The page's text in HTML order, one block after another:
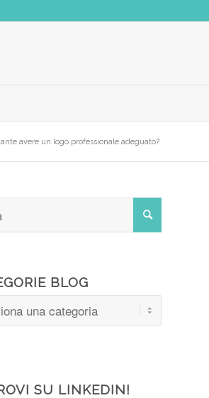
avere un logo professionale adeguato?
BLOG
SU LINKEDIN!